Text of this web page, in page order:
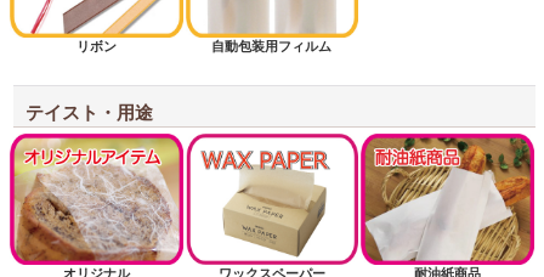
リボン 自動包装用フィルム
テイスト・用途
オリジナル ワックスペーパー 耐油紙商品